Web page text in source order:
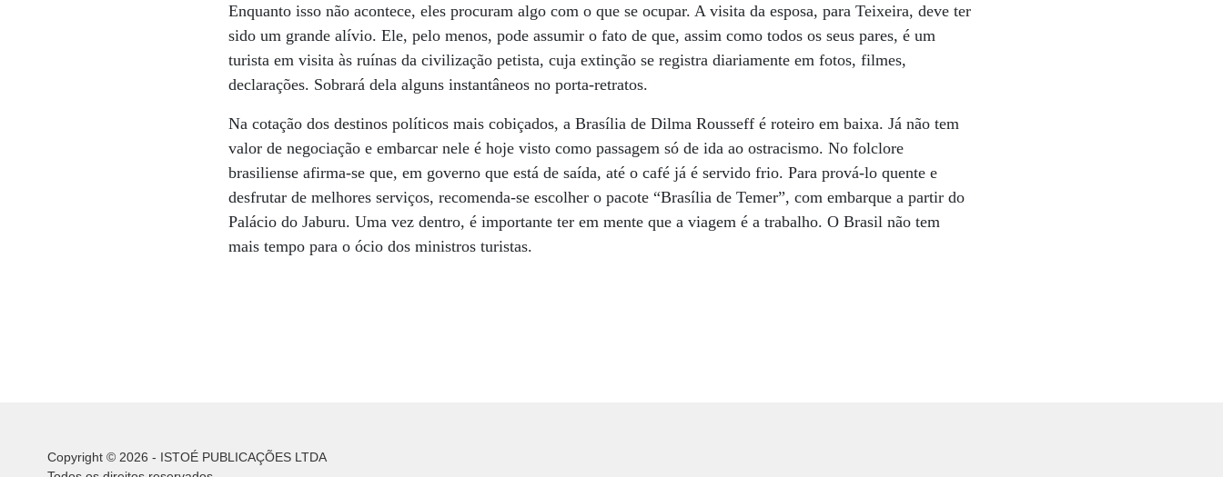
Enquanto isso não acontece, eles procuram algo com o que se ocupar. A visita da esposa, para Teixeira, deve ter
sido um grande alívio. Ele, pelo menos, pode assumir o fato de que, assim como todos os seus pares, é um
turista em visita às ruínas da civilização petista, cuja extinção se registra diariamente em fotos, filmes,
declarações. Sobrará dela alguns instantâneos no porta-retratos.
Na cotação dos destinos políticos mais cobiçados, a Brasília de Dilma Rousseff é roteiro em baixa. Já não tem
valor de negociação e embarcar nele é hoje visto como passagem só de ida ao ostracismo. No folclore
brasiliense afirma-se que, em governo que está de saída, até o café já é servido frio. Para prová-lo quente e
desfrutar de melhores serviços, recomenda-se escolher o pacote “Brasília de Temer”, com embarque a partir do
Palácio do Jaburu. Uma vez dentro, é importante ter em mente que a viagem é a trabalho. O Brasil não tem
mais tempo para o ócio dos ministros turistas.
Copyright © 2026 - ISTOÉ PUBLICAÇÕES LTDA